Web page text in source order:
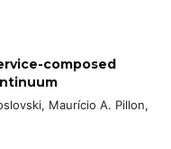
composed
Maurício A. Pillon,